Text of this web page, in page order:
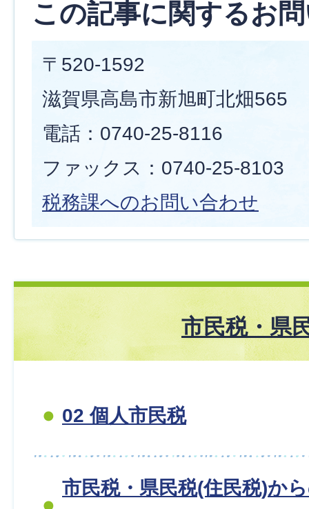
この記事に関するお
〒520-1592
滋賀県高島市新旭町北畑565
電話：0740-25-8116
ファックス：0740-25-8103
税務課へのお問い合わせ
市民税・県
02 個人市民税
市民税・県民税(住民税)か